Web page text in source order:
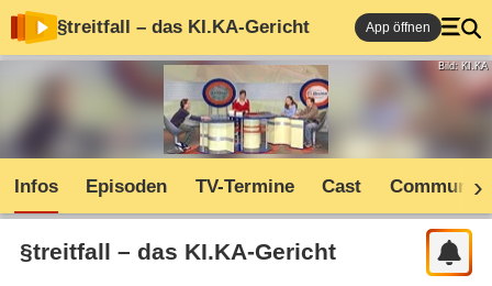
§treitfall – das KI.KA-Gericht App öffnen
Bild: KI.KA
Infos Episoden TV-Termine Cast Community
§treitfall – das KI.KA-Gericht